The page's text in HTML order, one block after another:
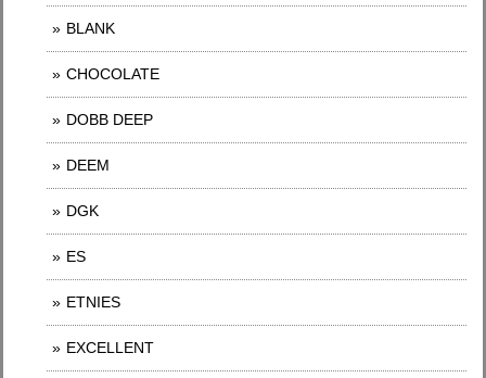
BLANK
CHOCOLATE
DOBB DEEP
DEEM
DGK
ES
ETNIES
EXCELLENT